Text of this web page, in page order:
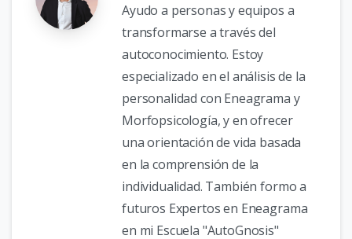
Ayudo a personas y equipos a
transformarse a través del
autoconocimiento. Estoy
especializado en el análisis de la
personalidad con Eneagrama y
Morfopsicología, y en ofrecer
una orientación de vida basada
en la comprensión de la
individualidad. También formo a
futuros Expertos en Eneagrama
en mi Escuela "AutoGnosis"